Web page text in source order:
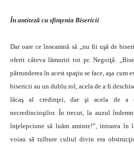
În antiteză cu sfinţenia Bisericii
Dar oare ce înseamnă să „nu fii uşă de
oferit câteva lămuriri tot pr. Negoiţă:
pătrunderea în acest spaţiu se face, aşa cum
bisericii au un dublu rol, acela de a fi
lăcaş al credinţei, dar şi acela de a
necredincioşilor. În trecut, la auzul
înţelepciune să luăm aminte!”, intrarea în
voiau să tulbure cultul divin era